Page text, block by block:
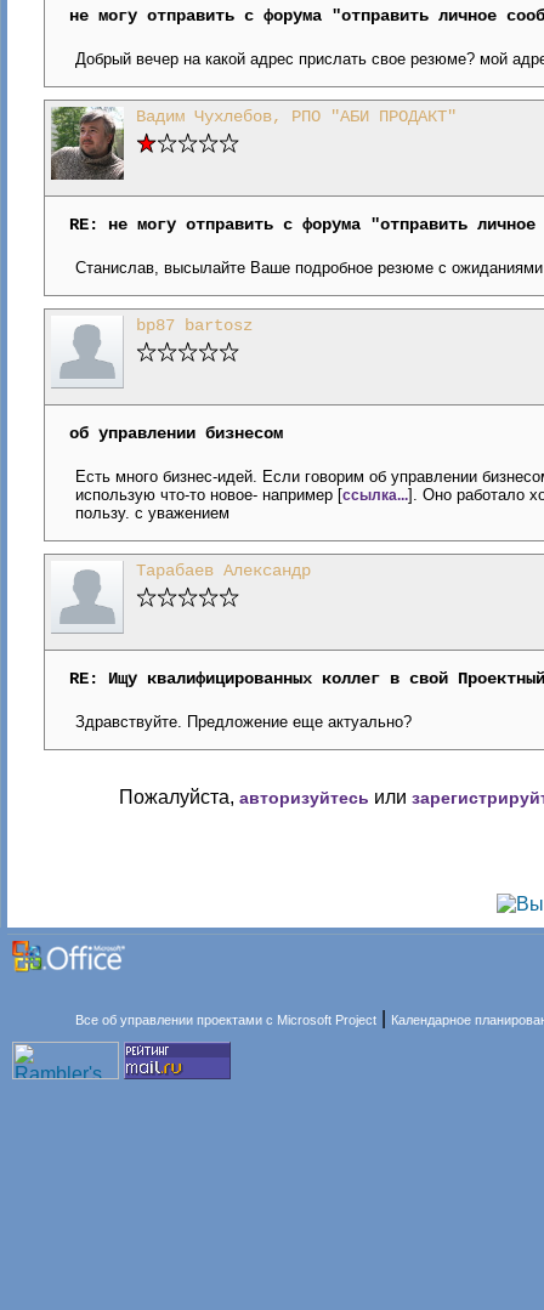
не могу отправить с форума "отправить личное
Добрый вечер на какой адрес прислать свое резюме? мой
Вадим Чухлебов, РПО "АБИ ПРОДАКТ"
RE: не могу отправить с форума "отправить личное
Станислав, высылайте Ваше подробное резюме с ожиданиями
bp87 bartosz
об управлении бизнесом
Есть много бизнес-идей. Если говорим об управлении
использую что-то новое- например [ссылка...]. Оно работало
пользу. с уважением
Тарабаев Александр
RE: Ищу квалифицированных коллег в свой
Здравствуйте. Предложение еще актуально?
Пожалуйста, авторизуйтесь или
Все об управлении проектами с Microsoft Project Календарное